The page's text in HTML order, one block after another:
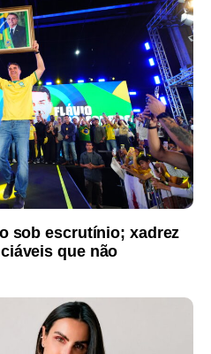
sob escrutínio; xadrez
que não